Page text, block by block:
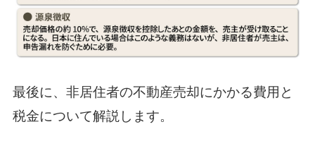
最後に、非居住者の不動産売却にかかる費用と
税金について解説します。